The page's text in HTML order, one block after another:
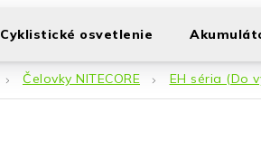
Cyklistické osvetlenie
Čelovky NITECORE EH séria (Do